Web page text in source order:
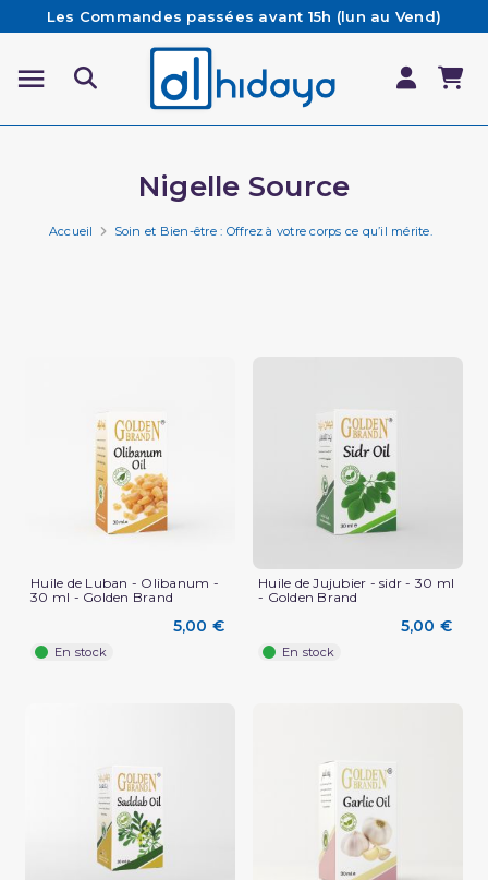
Les Commandes passées avant 15h (lun au Vend)
sont préparées et expédiées le jour même
Besoin d'aide ? Retrouvez notre FAQ
Livraison offerte à partir de 65€ d'achat*
Nigelle Source
Accueil Soin et Bien-être : Offrez à votre corps ce qu’il mérite.
Huile de Luban - Olibanum -
30 ml - Golden Brand
5,00 €
En stock
Huile de Jujubier - sidr - 30 ml
- Golden Brand
5,00 €
En stock